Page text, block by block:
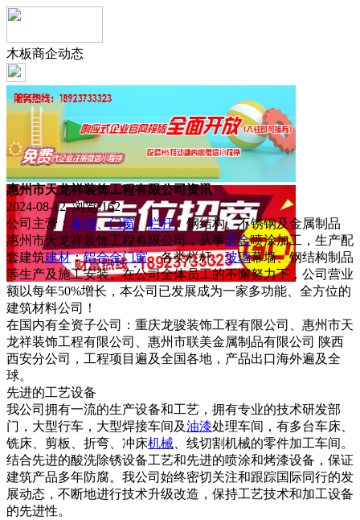
木板商企动态
惠州市天龙祥装饰工程有限公司资讯
2024-08-12 浏览:162
公司主营： 幕墙、门窗、栏杆、钢结构、不锈钢及金属制品
惠州市天龙祥装饰工程有限公司，从事五金喷涂加工，生产配
套建筑建材：铝合金门窗、各类栏杆、玻璃幕墙、钢结构制品
等生产及施工安装。在公司全体员工的不懈努力下，公司营业
额以每年50%增长，本公司已发展成为一家多功能、全方位的
建筑材料公司！
在国内有全资子公司：重庆龙骏装饰工程有限公司、惠州市天
龙祥装饰工程有限公司、惠州市联美金属制品有限公司 陕西
西安分公司，工程项目遍及全国各地，产品出口海外遍及全
球。
先进的工艺设备
我公司拥有一流的生产设备和工艺，拥有专业的技术研发部
门，大型行车，大型焊接车间及油漆处理车间，有多台车床、
铣床、剪板、折弯、冲床机械 、线切割机械的零件加工车间。
结合先进的酸洗除锈设备工艺和先进的喷涂和烤漆设备，保证
建筑产品多年防腐。我公司始终密切关注和跟踪国际同行的发
展动态，不断地进行技术升级改造，保持工艺技术和加工设备
的先进性。